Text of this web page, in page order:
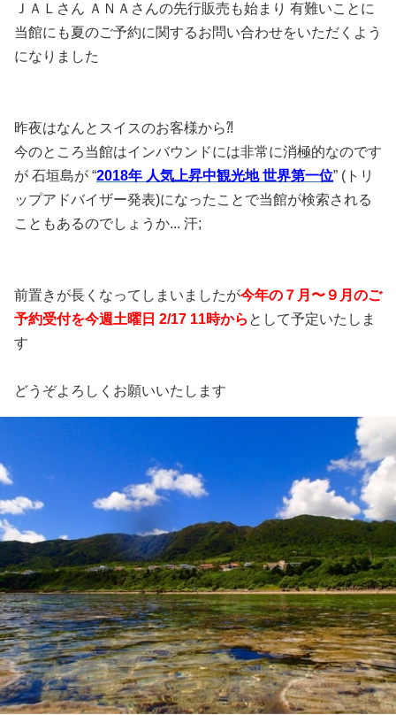
ＪＡＬさん ＡＮＡさんの先行販売も始まり 有難いことに
当館にも夏のご予約に関するお問い合わせをいただくよう
になりました
昨夜はなんとスイスのお客様から⁈
今のところ当館はインバウンドには非常に消極的なのです
が 石垣島が “2018年 人気上昇中観光地 世界第一位” (トリ
ップアドバイザー発表)になったことで当館が検索される
こともあるのでしょうか... 汗;
前置きが長くなってしまいましたが今年の７月〜９月のご
予約受付を今週土曜日 2/17 11時から として予定いたしま
す
どうぞよろしくお願いいたします